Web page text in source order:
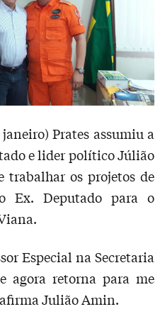
Prates assumiu a
e lider político Júlião
trabalhar os projetos de
Ex. Deputado para o
Especial na Secretaria
agora retorna para me
afirma Julião Amin.